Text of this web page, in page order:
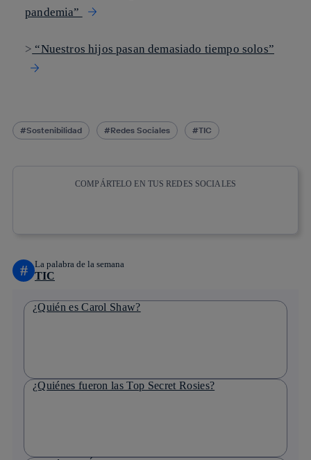
pandemia”
> “Nuestros hijos pasan demasiado tiempo solos”
Sostenibilidad Redes Sociales TIC
COMPÁRTELO EN TUS REDES SOCIALES
# La palabra de la semana
TIC
¿Quién es Carol Shaw?
¿Quiénes fueron las Top Secret Rosies?